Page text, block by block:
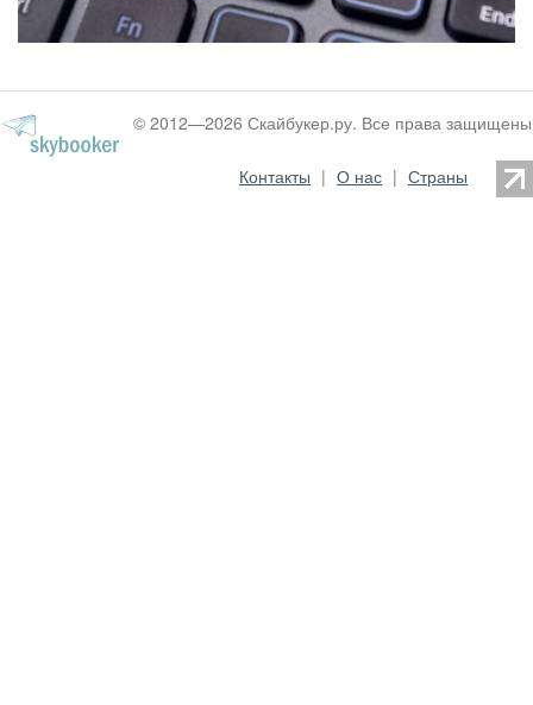
© 2012—2026 Скайбукер.ру. Все права защищены
Контакты | О нас | Страны